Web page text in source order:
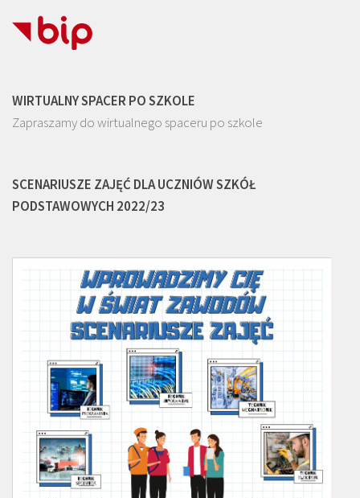
WIRTUALNY SPACER PO SZKOLE
Zapraszamy do wirtualnego spaceru po szkole
SCENARIUSZE ZAJĘĆ DLA UCZNIÓW SZKÓŁ
PODSTAWOWYCH 2022/23